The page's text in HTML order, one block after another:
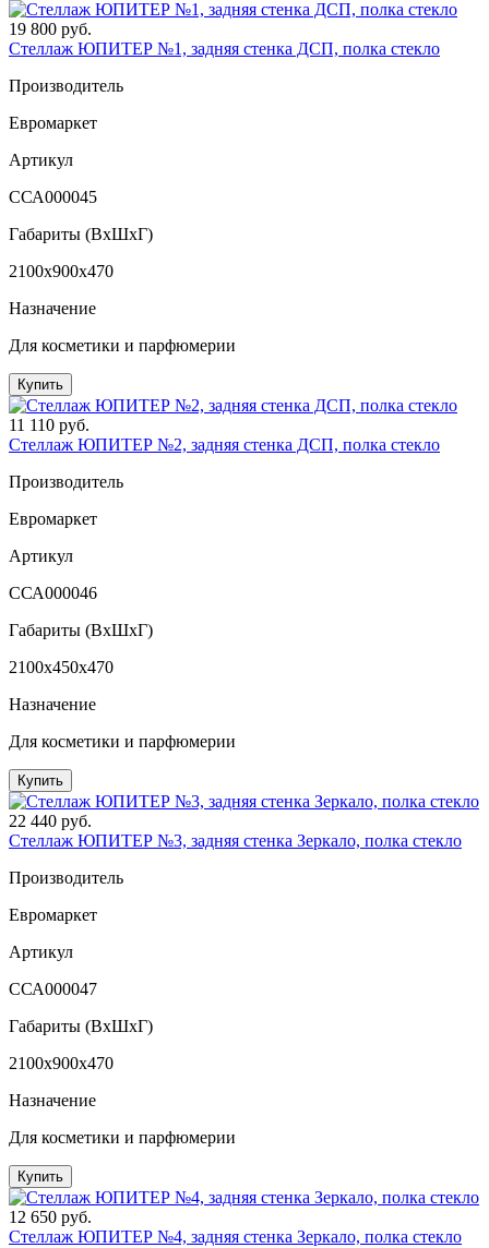
19 800 руб.
Стеллаж ЮПИТЕР №1, задняя стенка ДСП, полка стекло
Производитель
Евромаркет
Артикул
ССА000045
Габариты (ВxШxГ)
2100x900x470
Назначение
Для косметики и парфюмерии
Купить
11 110 руб.
Стеллаж ЮПИТЕР №2, задняя стенка ДСП, полка стекло
Производитель
Евромаркет
Артикул
ССА000046
Габариты (ВxШxГ)
2100x450x470
Назначение
Для косметики и парфюмерии
Купить
22 440 руб.
Стеллаж ЮПИТЕР №3, задняя стенка Зеркало, полка стекло
Производитель
Евромаркет
Артикул
ССА000047
Габариты (ВxШxГ)
2100x900x470
Назначение
Для косметики и парфюмерии
Купить
12 650 руб.
Стеллаж ЮПИТЕР №4, задняя стенка Зеркало, полка стекло